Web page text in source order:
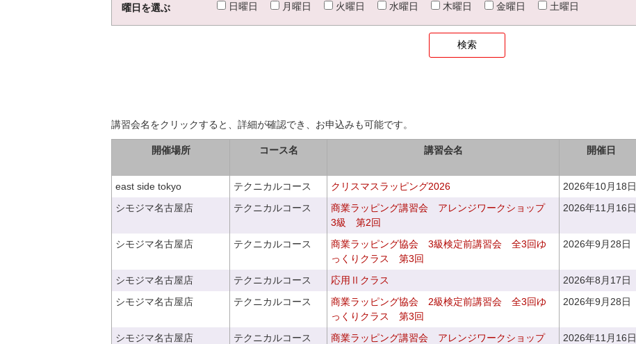
曜日を選ぶ 日曜日 月曜日 火曜日 水曜日 木曜日 金曜日 土曜日
講習会名をクリックすると、詳細が確認でき、お申込みも可能です。
開催場所 コース名 講習会名 開催日
east side tokyo テクニカルコース クリスマスラッピング2026 2026年10月18日
シモジマ名古屋店
テクニカルコース
商業ラッピング講習会 アレンジワークショップ
3級 第2回
2026年11月16日
シモジマ名古屋店 テクニカルコース
商業ラッピング協会 3級検定前講習会 全3回ゆ
っくりクラス 第3回
2026年9月28日
シモジマ名古屋店 テクニカルコース 応用Ⅱクラス 2026年8月17日
シモジマ名古屋店
テクニカルコース
商業ラッピング協会 2級検定前講習会 全3回ゆ
っくりクラス 第3回
2026年9月28日
シモジマ名古屋店 テクニカルコース
商業ラッピング講習会 アレンジワークショップ
2026年11月16日